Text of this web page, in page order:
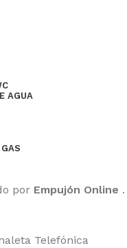
AGUA
por Empujón Online .